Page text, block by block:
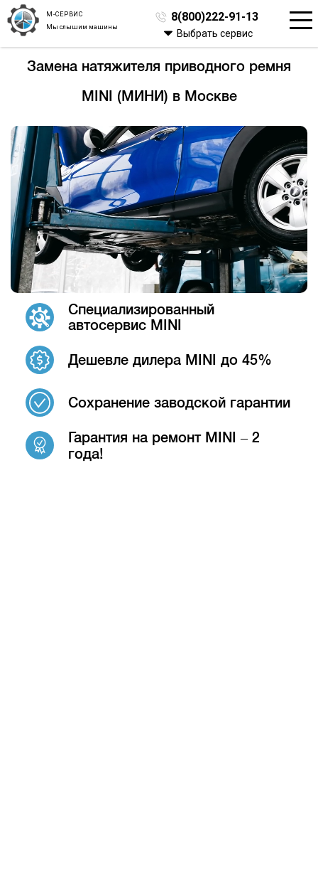
М-СЕРВИС
Мы слышим машины
8(800)222-91-13
Выбрать сервис
Замена натяжителя приводного ремня
MINI (МИНИ) в Москве
Специализированный
автосервис MINI
Дешевле дилера MINI до 45%
Сохранение заводской гарантии
Гарантия на ремонт MINI – 2
года!